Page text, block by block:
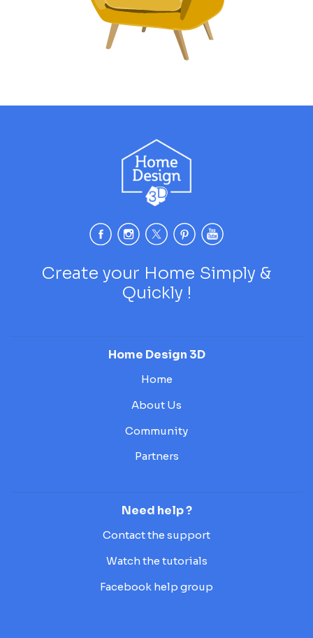
Create your Home Simply &
Quickly !
Home Design 3D
Home
About Us
Community
Partners
Need help ?
Contact the support
Watch the tutorials
Facebook help group